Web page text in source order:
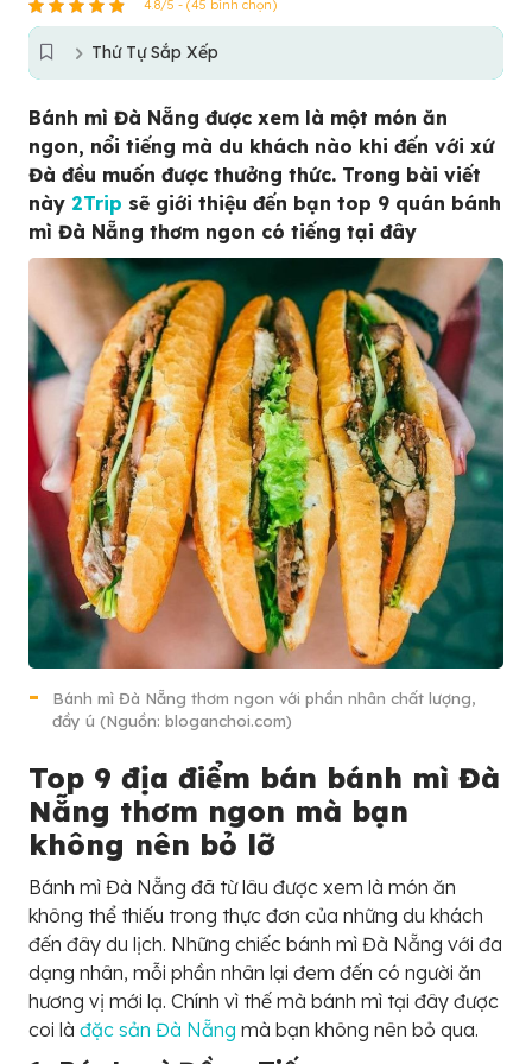
4.8/5 - (45 bình chọn)
Thứ Tự Sắp Xếp
Bánh mì Đà Nẵng được xem là một món ăn
ngon, nổi tiếng mà du khách nào khi đến với xứ
Đà đều muốn được thưởng thức. Trong bài viết
này 2Trip sẽ giới thiệu đến bạn top 9 quán bánh
mì Đà Nẵng thơm ngon có tiếng tại đây
Bánh mì Đà Nẵng thơm ngon với phần nhân chất lượng,
đầy ú (Nguồn: bloganchoi.com)
Top 9 địa điểm bán bánh mì Đà
Nẵng thơm ngon mà bạn
không nên bỏ lỡ
Bánh mì Đà Nẵng đã từ lâu được xem là món ăn
không thể thiếu trong thực đơn của những du khách
đến đây du lịch. Những chiếc bánh mì Đà Nẵng với đa
dạng nhân, mỗi phần nhân lại đem đến có người ăn
hương vị mới lạ. Chính vì thế mà bánh mì tại đây được
coi là đặc sản Đà Nẵng mà bạn không nên bỏ qua.